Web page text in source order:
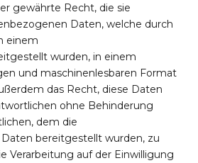
gewährte Recht, die sie
Daten, welche durch
einem
wurden, in einem
und maschinenlesbaren Format
das Recht, diese Daten
ohne Behinderung
dem die
bereitgestellt wurden, zu
Verarbeitung auf der Einwilligung